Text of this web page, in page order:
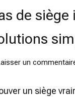
de siège
un
un siège